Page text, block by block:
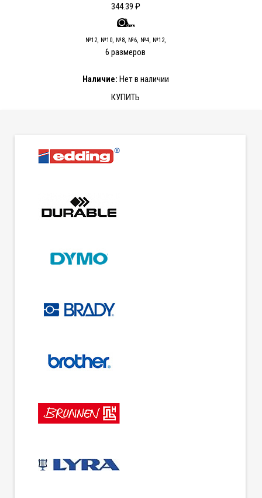
344.39 ₽
№12, №10, №8, №6, №4, №12,
6 размеров
Наличие: Нет в наличии
КУПИТЬ